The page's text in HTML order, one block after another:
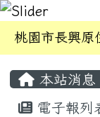
桃園市長興原
本站消息
電子報列